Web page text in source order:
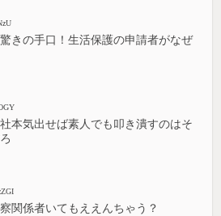
きの手口！生活保護の申請者がなぜ
本気出せば素人でも叩き潰すのはそ
関係者いてもええんちゃう？